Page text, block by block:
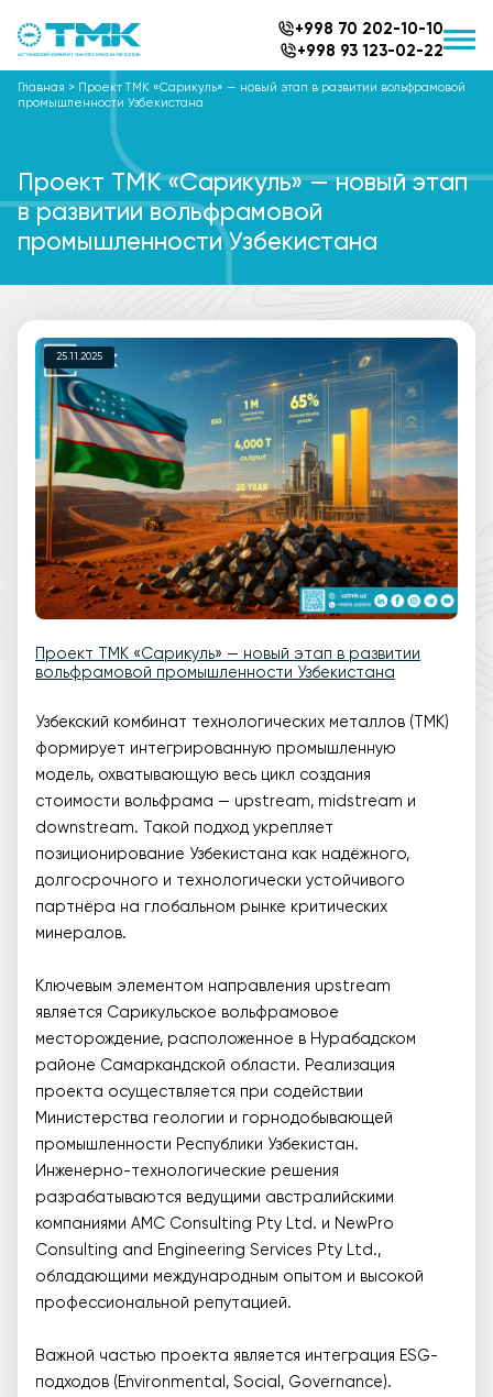
+998 70 202-10-10
+998 93 123-02-22
Главная > Проект ТМК «Сарикуль» — новый этап в развитии вольфрамовой
промышленности Узбекистана
Проект ТМК «Сарикуль» — новый этап
в развитии вольфрамовой
промышленности Узбекистана
25.11.2025
Проект ТМК «Сарикуль» — новый этап в развитии
вольфрамовой промышленности Узбекистана
Узбекский комбинат технологических металлов (ТМК)
формирует интегрированную промышленную
модель, охватывающую весь цикл создания
стоимости вольфрама — upstream, midstream и
downstream. Такой подход укрепляет
позиционирование Узбекистана как надёжного,
долгосрочного и технологически устойчивого
партнёра на глобальном рынке критических
минералов.
Ключевым элементом направления upstream
является Сарикульское вольфрамовое
месторождение, расположенное в Нурабадском
районе Самаркандской области. Реализация
проекта осуществляется при содействии
Министерства геологии и горнодобывающей
промышленности Республики Узбекистан.
Инженерно-технологические решения
разрабатываются ведущими австралийскими
компаниями AMC Consulting Pty Ltd. и NewPro
Consulting and Engineering Services Pty Ltd.,
обладающими международным опытом и высокой
профессиональной репутацией.
Важной частью проекта является интеграция ESG-
подходов (Environmental, Social, Governance).